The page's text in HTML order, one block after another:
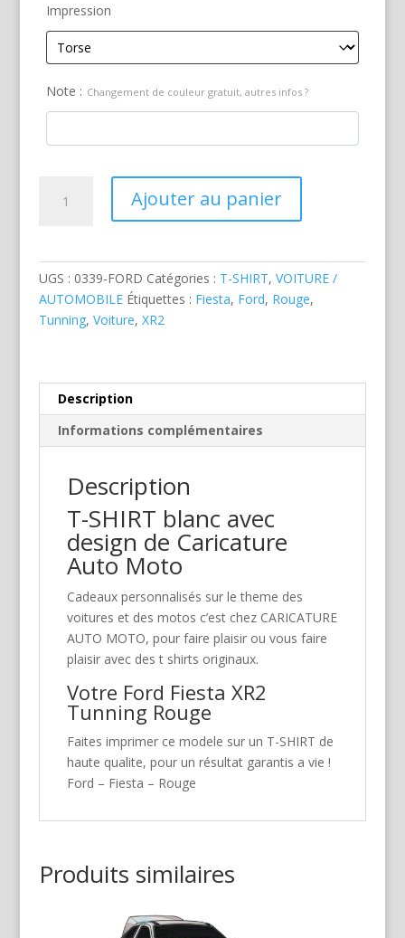
Impression
Note : Changement de couleur gratuit, autres infos ?
Ajouter au panier
UGS : 0339-FORD Catégories : T-SHIRT, VOITURE /
AUTOMOBILE Étiquettes : Fiesta, Ford, Rouge,
Tunning, Voiture, XR2
Description
Informations complémentaires
Description
T-SHIRT blanc avec
design de Caricature
Auto Moto
Cadeaux personnalisés sur le theme des
voitures et des motos c’est chez CARICATURE
AUTO MOTO, pour faire plaisir ou vous faire
plaisir avec des t shirts originaux.
Votre Ford Fiesta XR2
Tunning Rouge
Faites imprimer ce modele sur un T-SHIRT de
haute qualite, pour un résultat garantis a vie !
Ford – Fiesta – Rouge
Produits similaires